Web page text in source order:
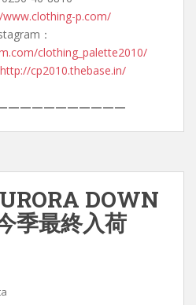
p.com/
：
clothing_palette2010/
http://cp2010.thebase.in/
DOWN
季最終入荷